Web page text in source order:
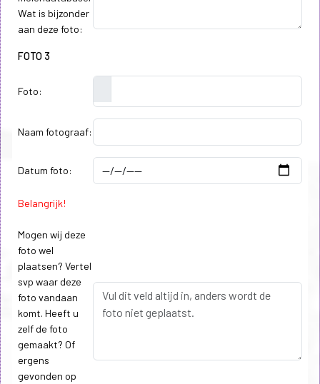
Wat is bijzonder
aan deze foto:
FOTO 3
Foto:
Naam fotograaf:
Datum foto:
Belangrijk!
Mogen wij deze
foto wel
plaatsen? Vertel
svp waar deze
foto vandaan
komt. Heeft u
zelf de foto
gemaakt? Of
ergens
gevonden op